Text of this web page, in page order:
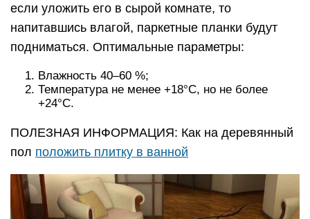
если уложить его в сырой комнате, то
напитавшись влагой, паркетные планки будут
подниматься. Оптимальные параметры:
Влажность 40–60 %;
Температура не менее +18°С, но не более
+24°С.
ПОЛЕЗНАЯ ИНФОРМАЦИЯ: Как на деревянный
пол положить плитку в ванной